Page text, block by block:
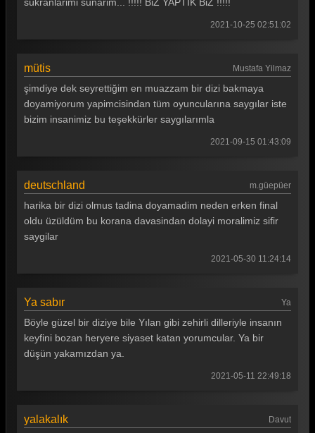
2021-10-25 02:51:02
mütis Mustafa Yilmaz
şimdiye dek seyrettiğim en muazzam bir dizi bakmaya
doyamiyorum yapimcisindan tüm oyuncularına saygılar iste
bizim insanimiz bu teşekkürler saygılarımla
2021-09-15 01:43:09
deutschland m.güepüer
harika bir dizi olmus tadina doyamadim neden erken final
oldu üzüldüm bu korana davasindan dolayi moralimiz sifir
saygilar
2021-05-30 11:24:14
Ya sabır Ya
Böyle güzel bir diziye bile Yılan gibi zehirli dilleriyle insanın
keyfini bozan heryere siyaset katan yorumcular. Ya bir
düşün yakamızdan ya.
2021-05-11 22:49:18
yalakalık Davut